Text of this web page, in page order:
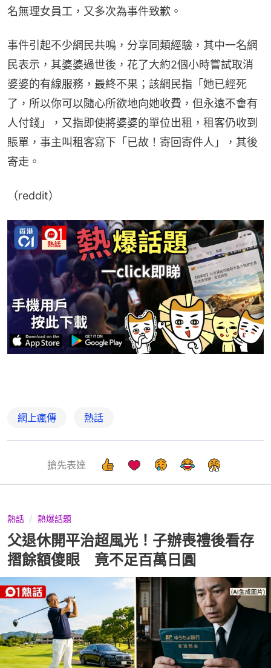
名無理女員工，又多次為事件致歉。
事件引起不少網民共鳴，分享同類經驗，其中一名網
民表示，其婆婆過世後，花了大約2個小時嘗試取消
婆婆的有線服務，最終不果；該網民指「她已經死
了，所以你可以隨心所欲地向她收費，但永遠不會有
人付錢」，又指即使將婆婆的單位出租，租客仍收到
賬單，事主叫租客寫下「已故！寄回寄件人」，其後
寄走。
（reddit）
網上瘋傳 熱話
搶先表達
熱話 熱爆話題
父退休開平治超風光！子辦喪禮後看存
摺餘額傻眼 竟不足百萬日圓